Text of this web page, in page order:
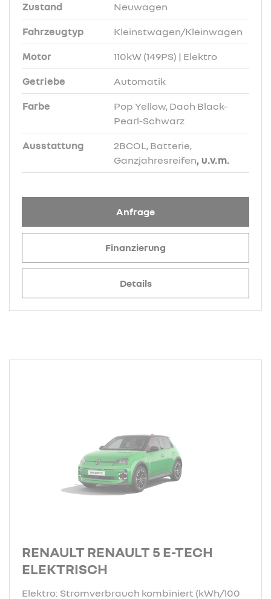
Zustand Neuwagen
Fahrzeugtyp Kleinstwagen/Kleinwagen
Motor 110kW (149PS) | Elektro
Getriebe Automatik
Farbe
Pop Yellow, Dach Black-
Pearl-Schwarz
Ausstattung
2BCOL, Batterie,
Ganzjahresreifen, u.v.m.
Anfrage
Finanzierung
Details
RENAULT RENAULT 5 E-TECH
ELEKTRISCH
Elektro: Stromverbrauch kombiniert (kWh/100